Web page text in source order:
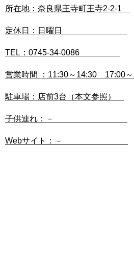
所在地：奈良県王寺町王寺2-2-1
定休日：日曜日
TEL：0745-34-0086
営業時間 ：11:30～14:30 17:00
駐車場：店前3台（本文参照）
子供連れ：－
Webサイト：－